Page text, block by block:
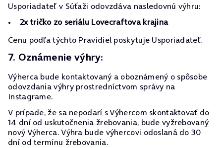
Usporiadateľ v Súťaži odovzdáva nasledovnú výhru:
2x tričko zo seriálu Lovecraftova krajina
Cenu podľa týchto Pravidiel poskytuje Usporiadateľ.
7. Oznámenie výhry:
Výherca bude kontaktovaný a oboznámený o spôsobe
odovzdania výhry prostredníctvom správy na
Instagrame.
V prípade, že sa nepodarí s Výhercom skontaktovať do
14 dní od uskutočnenia žrebovania, bude vyžrebovaný
nový Výherca. Výhra bude výhercovi odoslaná do 30
dní od termínu žrebovania.